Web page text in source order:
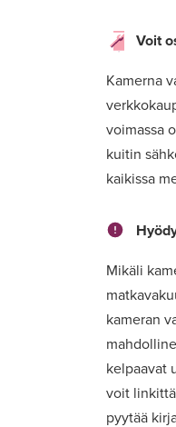
Voit
Kamerna
voimassa
kuitin
kaikissa
Mikäli
kameran
kelpaavat
voit
pyytää